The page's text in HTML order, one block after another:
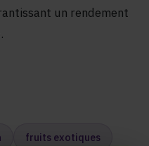
un rendement
fruits exotiques